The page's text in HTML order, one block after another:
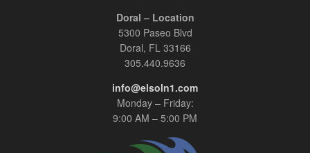
Doral – Location
5300 Paseo Blvd
Doral, FL 33166
305.440.9636
info@elsoln1.com
Monday – Friday:
9:00 AM – 5:00 PM